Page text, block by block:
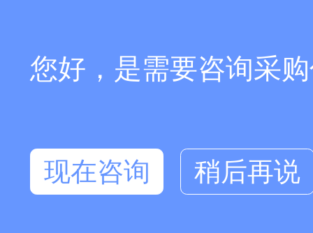
您好，是需要咨询采
现在咨询 稍后再说